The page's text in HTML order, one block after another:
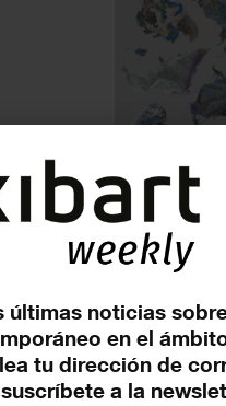
últimas noticias
en el
tu dirección de
a la